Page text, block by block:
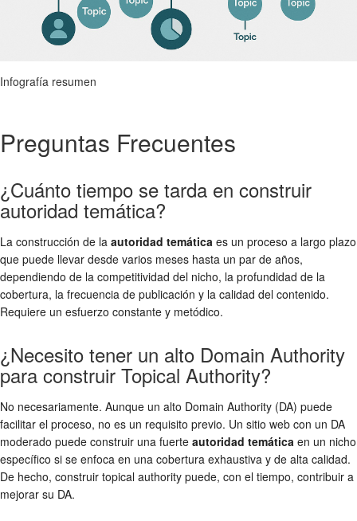
Infografía resumen
Preguntas Frecuentes
¿Cuánto tiempo se tarda en construir
autoridad temática?
La construcción de la autoridad temática es un proceso a largo plazo
que puede llevar desde varios meses hasta un par de años,
dependiendo de la competitividad del nicho, la profundidad de la
cobertura, la frecuencia de publicación y la calidad del contenido.
Requiere un esfuerzo constante y metódico.
¿Necesito tener un alto Domain Authority
para construir Topical Authority?
No necesariamente. Aunque un alto Domain Authority (DA) puede
facilitar el proceso, no es un requisito previo. Un sitio web con un DA
moderado puede construir una fuerte autoridad temática en un nicho
específico si se enfoca en una cobertura exhaustiva y de alta calidad.
De hecho, construir topical authority puede, con el tiempo, contribuir a
mejorar su DA.